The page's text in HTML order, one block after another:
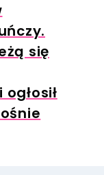
się